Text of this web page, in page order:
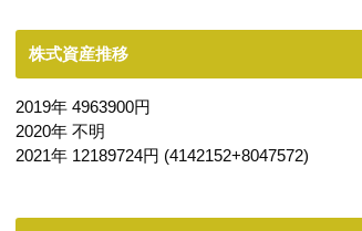
株式資産推移
2019年 4963900円
2020年 不明
2021年 12189724円 (4142152+8047572)